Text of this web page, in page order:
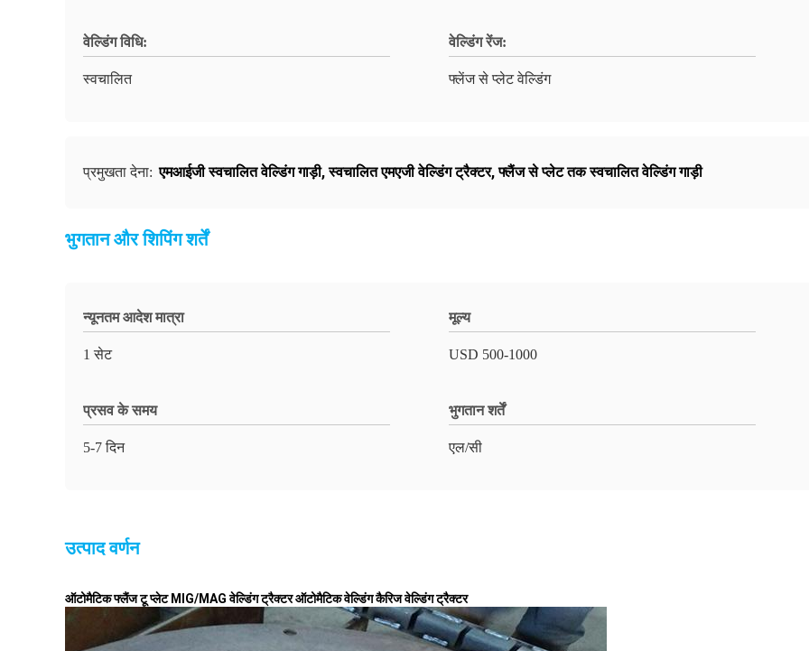
वेल्डिंग विधि:
स्वचालित
वेल्डिंग रेंज:
फ्लेंज से प्लेट वेल्डिंग
प्रमुखता देना: एमआईजी स्वचालित वेल्डिंग गाड़ी,स्वचालित एमएजी वेल्डिंग ट्रैक्टर,फ्लैंज से प्लेट तक स्वचालित वेल्डिंग गाड़ी
भुगतान और शिपिंग शर्तें
न्यूनतम आदेश मात्रा
1 सेट
मूल्य
USD 500-1000
प्रसव के समय
5-7 दिन
भुगतान शर्तें
एल/सी
उत्पाद वर्णन
ऑटोमैटिक फ्लैंज टू प्लेट MIG/MAG वेल्डिंग ट्रैक्टर ऑटोमैटिक वेल्डिंग कैरिज वेल्डिंग ट्रैक्टर